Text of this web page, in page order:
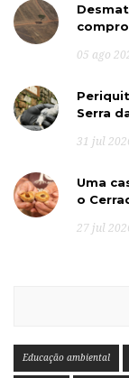
05 ago
Serra
31 jul
Uma
o
27 jul
Educação ambiental